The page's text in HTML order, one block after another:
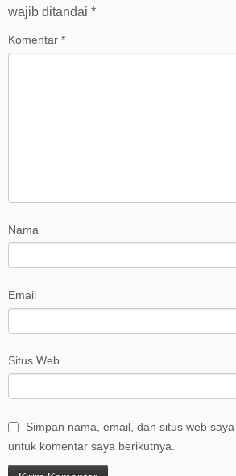
wajib ditandai *
Komentar *
Nama
Email
Situs Web
Simpan nama, email, dan situs web
untuk komentar saya berikutnya.